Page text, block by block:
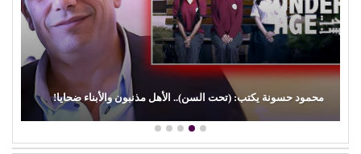
(الفن) والسياسة: عندما تتحول الريشة إلى سلاح